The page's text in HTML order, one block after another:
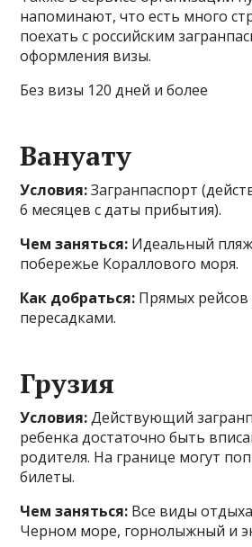
напоминают, что есть много
поехать с российским
оформления визы.
Без визы 120 дней и более
Вануату
Условия:Загранпаспорт
6 месяцев с даты прибытия).
Чем заняться: Идеальный
побережье Кораллового моря.
Как добраться: Прямых рейсов
пересадками.
Грузия
Условия:Действующий
ребенка достаточно быть
родителя. На границе могут
билеты.
Чем заняться: Все виды
Черном море, горнолыжный и